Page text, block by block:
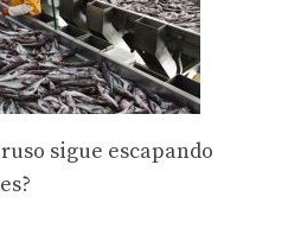
sigue escapando